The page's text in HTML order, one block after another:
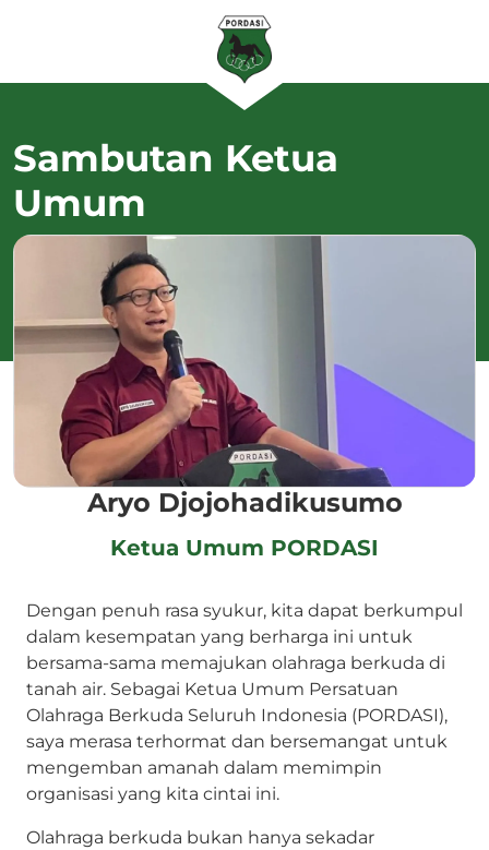
Sambutan Ketua
Umum
Aryo Djojohadikusumo
Ketua Umum PORDASI
Dengan penuh rasa syukur, kita dapat berkumpul
dalam kesempatan yang berharga ini untuk
bersama-sama memajukan olahraga berkuda di
tanah air. Sebagai Ketua Umum Persatuan
Olahraga Berkuda Seluruh Indonesia (PORDASI),
saya merasa terhormat dan bersemangat untuk
mengemban amanah dalam memimpin
organisasi yang kita cintai ini.
Olahraga berkuda bukan hanya sekadar